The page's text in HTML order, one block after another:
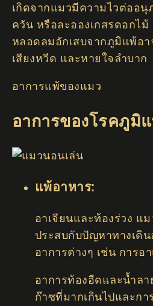
เกิดจากแมวมีความไวต่ออนุ
ควัน หรือละอองเกสรดอกไม้
หลอดลมอักเสบจากภูมิแพ้อา
เสียงหวีด และหายใจลำบาก
อาการแพ้ของแมว
อาการของโรคภูมิ
แพ้อาหาร:
อาเจียนและท้องร่วง แ
ประสบกับปัญหาทางเดิน
อาการต่างๆ เช่น การอ
อาการท้องอืดและน้ำลา
ก๊าซที่มากเกินไปและกา